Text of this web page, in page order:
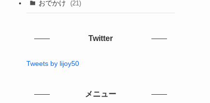
おでかけ (21)
Twitter
Tweets by lijoy50
メニュー